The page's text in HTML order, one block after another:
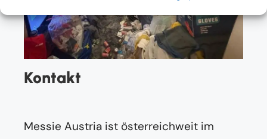
Kontakt
Messie Austria ist österreichweit im